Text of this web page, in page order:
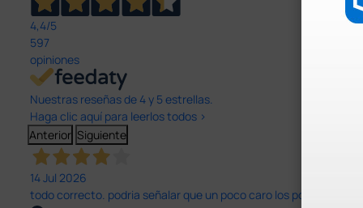
4,4/5
597
opiniones
Nuestras reseñas de 4 y 5 estrellas.
Haga clic aquí para leerlos todos >
Anterior Siguiente
14 Jul 2026
todo correcto. podria señalar que un poco caro los portes y el